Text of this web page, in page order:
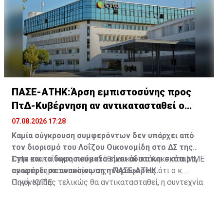
αναγκαίες ενέργειες.
χώρους που έχουν διαμορφωθεί, δυτικά των
κτιριακών εγκαταστάσεων, πλησίον των χώρων
αναμονής των λεωφορείων.
ΠΑΣΕ-ΑΤΗΚ:Άρση εμπιστοσύνης προς
ΠτΔ-Κυβέρνηση αν αντικατασταθεί ο
Οικονομίδης
07.08.2026 17:28
Καμία σύγκρουση συμφερόντων δεν υπάρχει από
τον διορισμό του Λοΐζου Οικονομίδη στο ΔΣ της
Cyta και τα δημοσιεύματα είναι άδικα και σκόπιμα,
αναφέρει σε ανακοίνωση η ΠΑΣΕ-ΑΤΗΚ.
Στην ανακοίνωση που εκδόθηκε και στάληκε στα ΜΜΕ
πριν τη δημοσιοποίηση της πληροφορίας ότι ο κ.
Οικονομίδης τελικώς θα αντικατασταθεί, η συντεχνία
Πηγή: ΚΥΠΕ